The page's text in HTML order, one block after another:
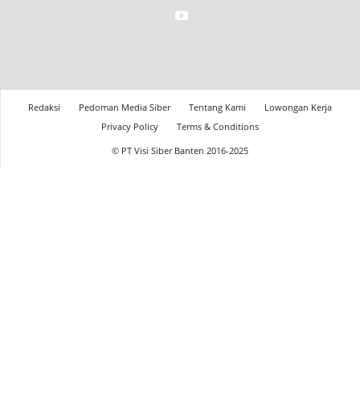
Redaksi Pedoman Media Siber Tentang Kami
Lowongan Kerja
Privacy Policy
Terms & Conditions
© PT Visi Siber Banten 2016-2025